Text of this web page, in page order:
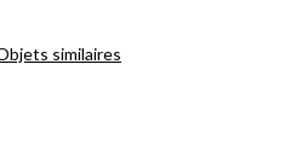
similaires